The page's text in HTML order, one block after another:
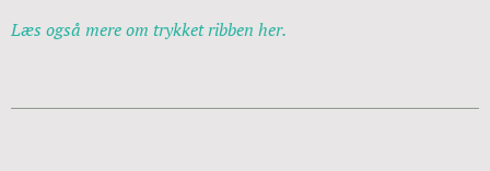
Læs også mere om trykket ribben her.